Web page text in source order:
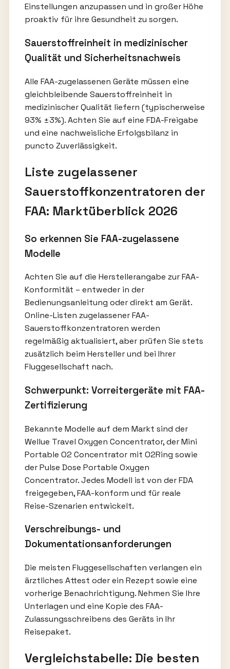
Einstellungen anzupassen und in großer Höhe
proaktiv für ihre Gesundheit zu sorgen.
Sauerstoffreinheit in medizinischer
Qualität und Sicherheitsnachweis
Alle FAA-zugelassenen Geräte müssen eine
gleichbleibende Sauerstoffreinheit in
medizinischer Qualität liefern (typischerweise
93% ±3%). Achten Sie auf eine FDA-Freigabe
und eine nachweisliche Erfolgsbilanz in
puncto Zuverlässigkeit.
Liste zugelassener
Sauerstoffkonzentratoren der
FAA: Marktüberblick 2026
So erkennen Sie FAA-zugelassene
Modelle
Achten Sie auf die Herstellerangabe zur FAA-
Konformität – entweder in der
Bedienungsanleitung oder direkt am Gerät.
Online-Listen zugelassener FAA-
Sauerstoffkonzentratoren werden
regelmäßig aktualisiert, aber prüfen Sie stets
zusätzlich beim Hersteller und bei Ihrer
Fluggesellschaft nach.
Schwerpunkt: Vorreitergeräte mit FAA-
Zertifizierung
Bekannte Modelle auf dem Markt sind der
Wellue Travel Oxygen Concentrator, der Mini
Portable O2 Concentrator mit O2Ring sowie
der Pulse Dose Portable Oxygen
Concentrator. Jedes Modell ist von der FDA
freigegeben, FAA-konform und für reale
Reise-Szenarien entwickelt.
Verschreibungs- und
Dokumentationsanforderungen
Die meisten Fluggesellschaften verlangen ein
ärztliches Attest oder ein Rezept sowie eine
vorherige Benachrichtigung. Nehmen Sie Ihre
Unterlagen und eine Kopie des FAA-
Zulassungsschreibens des Geräts in Ihr
Reisepaket.
Vergleichstabelle: Die besten